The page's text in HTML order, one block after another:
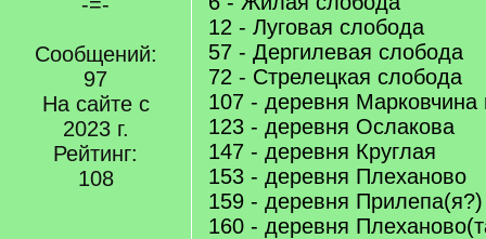
Сообщений:
97
На сайте с
2023 г.
Рейтинг:
108
12 - Луговая слобода
57 - Дергилевая слобода
72 - Стрелецкая слобода
107 - деревня Марковчина
123 - деревня Ослакова
147 - деревня Круглая
153 - деревня Плеханово
159 - деревня Прилепа(я?)
160 - деревня